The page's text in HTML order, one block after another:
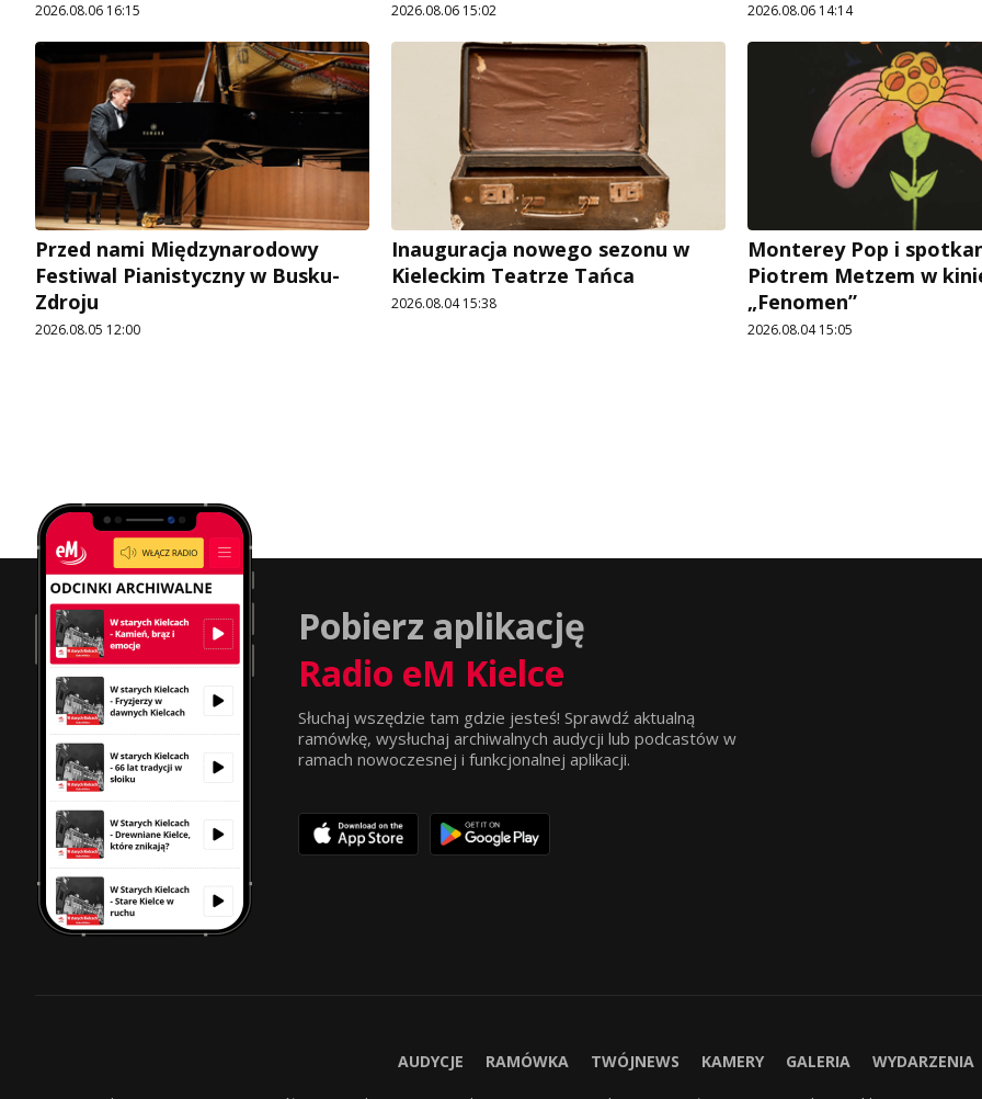
2026.08.06 16:15 2026.08.06 15:02 2026.08.06 14:14
Przed nami Międzynarodowy
Festiwal Pianistyczny w Busku-
Zdroju
2026.08.05 12:00
Inauguracja nowego sezonu w
Kieleckim Teatrze Tańca
2026.08.04 15:38
Monterey Pop i
Piotrem Metzem w
„Fenomen”
2026.08.04 15:05
Pobierz aplikację
Radio eM Kielce
Słuchaj wszędzie tam gdzie jesteś! Sprawdź aktualną
ramówkę, wysłuchaj archiwalnych audycji lub podcastów w
ramach nowoczesnej i funkcjonalnej aplikacji.
AUDYCJE RAMÓWKA TWÓJNEWS KAMERY GALERIA WYDARZENIA